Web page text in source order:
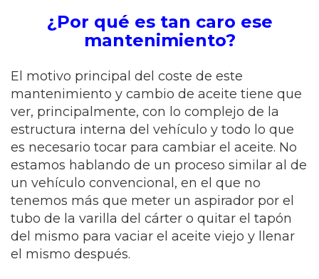
¿Por qué es tan caro ese
mantenimiento?
El motivo principal del coste de este
mantenimiento y cambio de aceite tiene que
ver, principalmente, con lo complejo de la
estructura interna del vehículo y todo lo que
es necesario tocar para cambiar el aceite. No
estamos hablando de un proceso similar al de
un vehículo convencional, en el que no
tenemos más que meter un aspirador por el
tubo de la varilla del cárter o quitar el tapón
del mismo para vaciar el aceite viejo y llenar
el mismo después.